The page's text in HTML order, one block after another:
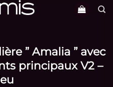
” Amalia ” avec
principaux V2 –